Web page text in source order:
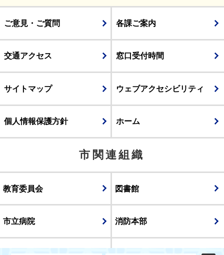
ご意見・ご質問 各課ご案内
交通アクセス 窓口受付時間
サイトマップ ウェブアクセシビリティ
個人情報保護方針 ホーム
市関連組織
教育委員会 図書館
市立病院 消防本部